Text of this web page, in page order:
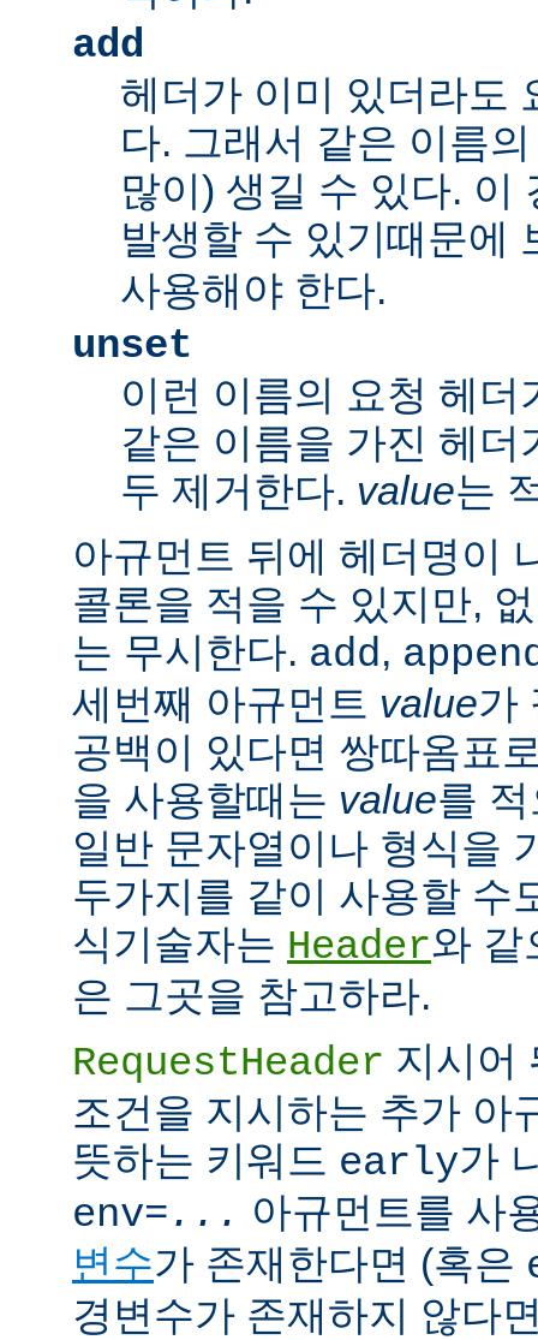
add
헤더가 이미 있더라도
다. 그래서 같은 이름
많이) 생길 수 있다. 이
발생할 수 있기때문에
사용해야 한다.
unset
이런 이름의 요청 헤
같은 이름을 가진 헤
두 제거한다. value는
아규먼트 뒤에 헤더명이
콜론을 적을 수 있지만,
는 무시한다. add,
세번째 아규먼트 value가
공백이 있다면 쌍따옴표
을 사용할때는 value를
일반 문자열이나 형식을
두가지를 같이 사용할 수
식기술자는 Header와 같
은 그곳을 참고하라.
RequestHeader 지시어
조건을 지시하는 추가 아
뜻하는 키워드 early가
env=... 아규먼트를 사
변수가 존재한다면 (혹은
경변수가 존재하지 않다